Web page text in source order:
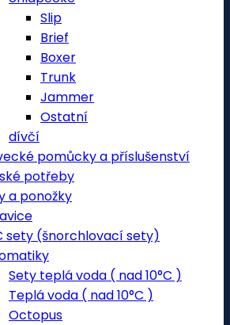
Slip
Brief
Boxer
Trunk
Jammer
Ostatní
dívčí
pomůcky a příslušenství
potřeby
a ponožky
sety (šnorchlovací sety)
Sety teplá voda ( nad 10°C )
Teplá voda ( nad 10°C )
Octopus